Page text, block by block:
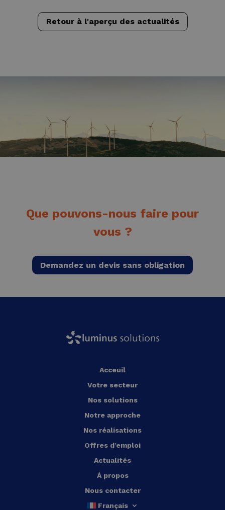
Retour à l'aperçu des actualités
Que pouvons-nous faire pour
vous ?
Demandez un devis sans obligation
Acceuil
Votre secteur
Nos solutions
Notre approche
Nos réalisations
Offres d’emploi
Actualités
À propos
Nous contacter
Français